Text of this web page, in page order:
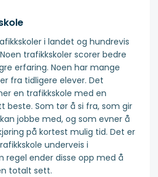
i landet og hundrevis
trafikkskoler scorer bedre
erfaring. Noen har mange
fra tidligere elever. Det
en trafikkskole med en
beste. Som tør å si fra, som gir
jobbe med, og som evner å
på kortest mulig tid. Det er
underveis i
regel ender disse opp med å
totalt sett.